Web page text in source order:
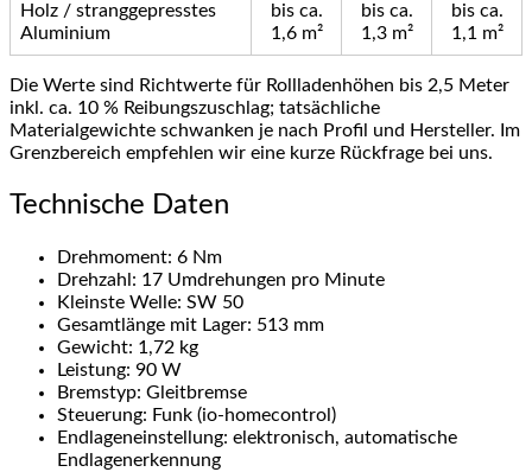
Holz / stranggepresstes
Aluminium
bis ca.
1,6 m²
bis ca.
1,3 m²
bis ca.
1,1 m²
Die Werte sind Richtwerte für Rollladenhöhen bis 2,5 Meter
inkl. ca. 10 % Reibungszuschlag; tatsächliche
Materialgewichte schwanken je nach Profil und Hersteller. Im
Grenzbereich empfehlen wir eine kurze Rückfrage bei uns.
Technische Daten
Drehmoment: 6 Nm
Drehzahl: 17 Umdrehungen pro Minute
Kleinste Welle: SW 50
Gesamtlänge mit Lager: 513 mm
Gewicht: 1,72 kg
Leistung: 90 W
Bremstyp: Gleitbremse
Steuerung: Funk (io-homecontrol)
Endlageneinstellung: elektronisch, automatische
Endlagenerkennung